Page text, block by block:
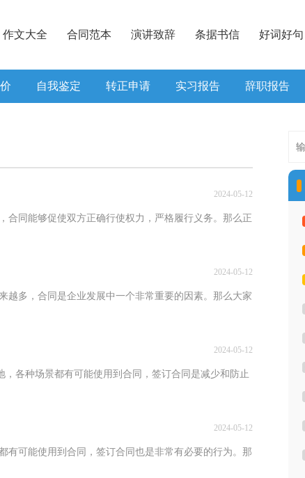
作文大全 合同范本 演讲致辞 条据书信 好词好句
自我鉴定 转正申请 实习报告 辞职报告
2024-05-12
合同能够促使双方正确行使权力，严格履行义务。那么正
2024-05-12
越多，合同是企业发展中一个非常重要的因素。那么大家
2024-05-12
各种场景都有可能使用到合同，签订合同是减少和防止
2024-05-12
有可能使用到合同，签订合同也是非常有必要的行为。那